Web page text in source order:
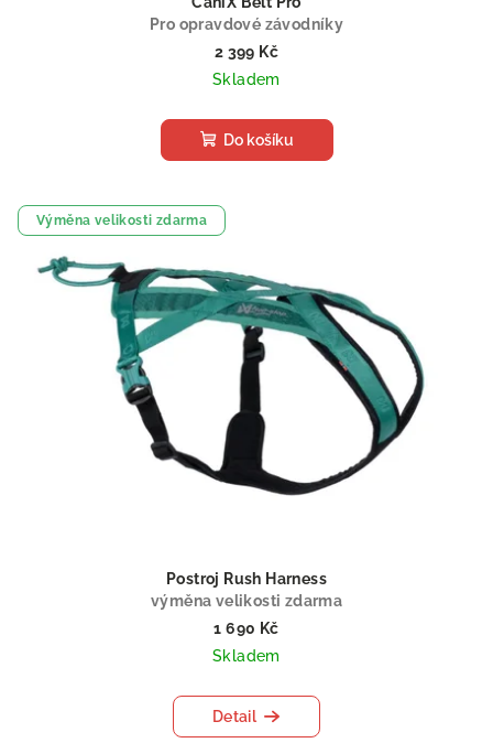
Pro opravdové závodníky
2 399 Kč
Skladem
Do košíku
Výměna velikosti zdarma
Postroj Rush Harness
výměna velikosti zdarma
1 690 Kč
Skladem
Detail